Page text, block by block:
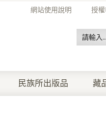
網站使用說明 授權
民族所出版品 藏